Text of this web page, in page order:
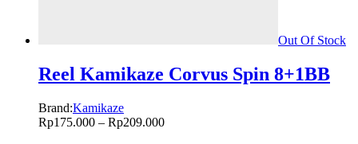
Out Of Stock
Reel Kamikaze Corvus Spin 8+1BB
Brand:Kamikaze
Rp175.000 – Rp209.000